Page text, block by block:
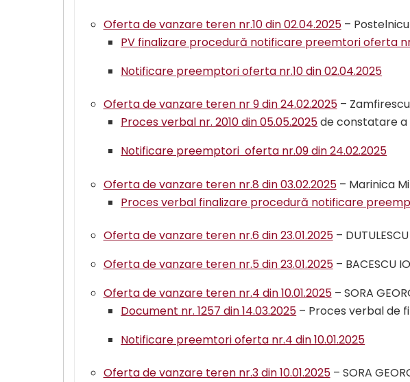
Oferta de vanzare teren nr.10 din 02.04.2025–
PV finalizare procedură notificare preemtori oferta
Notificare preemptori oferta nr.10 din 02.04.2025
Oferta de vanzare teren nr 9 din 24.02.2025–
Proces verbal nr. 2010 din 05.05.2025de constatare
Notificare preemptori oferta nr.09 din 24.02.2025
Oferta de vanzare teren nr.8 din 03.02.2025– Marinica
Proces verbal finalizare procedură notificare
Oferta de vanzare teren nr.6 din 23.01.2025– DUTULESCU
Oferta de vanzare teren nr.5 din 23.01.2025– BACESCU
Oferta de vanzare teren nr.4 din 10.01.2025– SORA
Document nr. 1257 din 14.03.2025 – Proces verbal de
Notificare preemtori oferta nr.4 din 10.01.2025
Oferta de vanzare teren nr.3 din 10.01.2025– SORA